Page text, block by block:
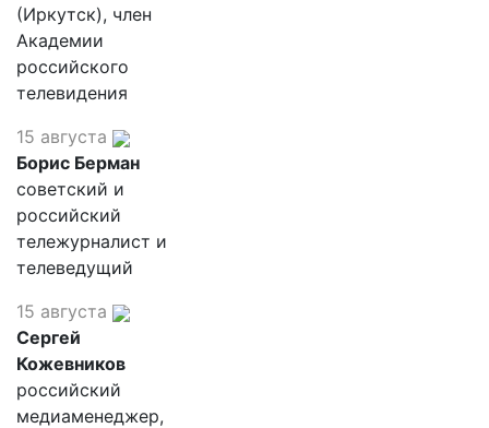
(Иркутск), член
Академии
российского
телевидения
15 августа
Борис Берман
советский и
российский
тележурналист и
телеведущий
15 августа
Сергей
Кожевников
российский
медиаменеджер,